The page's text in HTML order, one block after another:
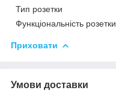
Тип розетки
Функціональність розетки
Приховати
Умови доставки